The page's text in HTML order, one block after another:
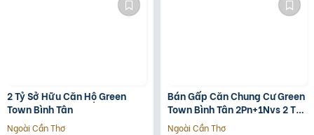
2 Tỷ Sở Hữu Căn Hộ Green
Town Bình Tân
Ngoài Cần Thơ
Bán Gấp Căn Chung Cư Green
Town Bình Tân 2Pn+1Nvs 2 Tỷ
2
Ngoài Cần Thơ